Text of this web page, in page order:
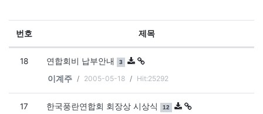
번호 제목
18 연합회비 납부안내 댓글
3 개
이계주 2005-05-18 Hit:25292
17 한국풍란연합회 회장상 시상식 댓글
12 개